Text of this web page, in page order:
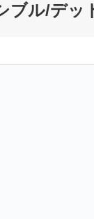
ブル/デ